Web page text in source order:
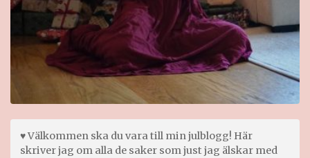
♥ Välkommen ska du vara till min julblogg! Här
skriver jag om alla de saker som just jag älskar med